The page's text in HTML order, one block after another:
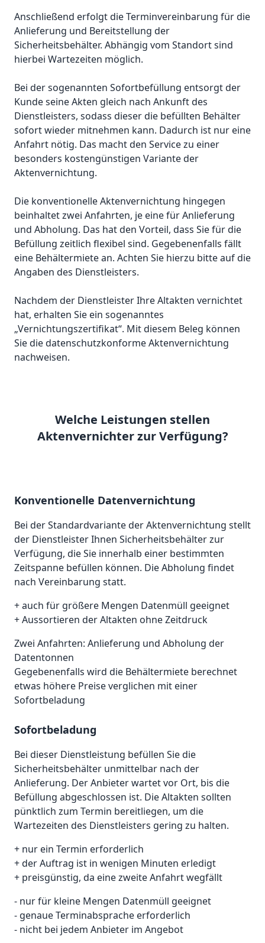
Anschließend erfolgt die Terminvereinbarung für die
Anlieferung und Bereitstellung der
Sicherheitsbehälter. Abhängig vom Standort sind
hierbei Wartezeiten möglich.
Bei der sogenannten Sofortbefüllung entsorgt der
Kunde seine Akten gleich nach Ankunft des
Dienstleisters, sodass dieser die befüllten Behälter
sofort wieder mitnehmen kann. Dadurch ist nur eine
Anfahrt nötig. Das macht den Service zu einer
besonders kostengünstigen Variante der
Aktenvernichtung.
Die konventionelle Aktenvernichtung hingegen
beinhaltet zwei Anfahrten, je eine für Anlieferung
und Abholung. Das hat den Vorteil, dass Sie für die
Befüllung zeitlich flexibel sind. Gegebenenfalls fällt
eine Behältermiete an. Achten Sie hierzu bitte auf die
Angaben des Dienstleisters.
Nachdem der Dienstleister Ihre Altakten vernichtet
hat, erhalten Sie ein sogenanntes
„Vernichtungszertifikat“. Mit diesem Beleg können
Sie die datenschutzkonforme Aktenvernichtung
nachweisen.
Welche Leistungen stellen
Aktenvernichter zur Verfügung?
Konventionelle Datenvernichtung
Bei der Standardvariante der Aktenvernichtung stellt
der Dienstleister Ihnen Sicherheitsbehälter zur
Verfügung, die Sie innerhalb einer bestimmten
Zeitspanne befüllen können. Die Abholung findet
nach Vereinbarung statt.
+ auch für größere Mengen Datenmüll geeignet
+ Aussortieren der Altakten ohne Zeitdruck
Zwei Anfahrten: Anlieferung und Abholung der
Datentonnen
Gegebenenfalls wird die Behältermiete berechnet
etwas höhere Preise verglichen mit einer
Sofortbeladung
Sofortbeladung
Bei dieser Dienstleistung befüllen Sie die
Sicherheitsbehälter unmittelbar nach der
Anlieferung. Der Anbieter wartet vor Ort, bis die
Befüllung abgeschlossen ist. Die Altakten sollten
pünktlich zum Termin bereitliegen, um die
Wartezeiten des Dienstleisters gering zu halten.
+ nur ein Termin erforderlich
+ der Auftrag ist in wenigen Minuten erledigt
+ preisgünstig, da eine zweite Anfahrt wegfällt
- nur für kleine Mengen Datenmüll geeignet
- genaue Terminabsprache erforderlich
- nicht bei jedem Anbieter im Angebot